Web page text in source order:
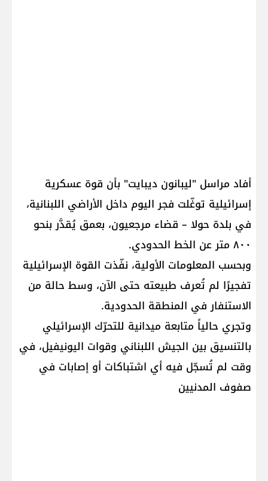
أفاد مراسل "ليبانون ديبايت" بأن قوة عسكرية
إسرائيلية توغّلت فجر اليوم داخل الأراضي اللبنانية،
في بلدة حولا – قضاء مرجعيون، بعمق يُقدَّر بنحو
٨٠٠ متر عن الخط الحدودي.
وبحسب المعلومات الأولية، نفّذت القوة الإسرائيلية
تفجيرًا لم تُعرف طبيعته حتى الآن، وسط حالة من
الاستنفار في المنطقة الحدودية.
وتجري حالياً متابعة ميدانية للتحرّك الإسرائيلي
بالتنسيق بين الجيش اللبناني وقوات اليونيفيل، في
وقت لم تُسجّل فيه أي اشتباكات أو إصابات في
صفوف المدنيين